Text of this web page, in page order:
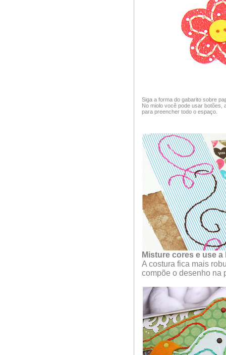
Siga a forma do gabarito sobre
No miolo você pode usar botões,
para preencher todo o espaço.
Misture cores e use
A costura fica mais
compõe o desenho na